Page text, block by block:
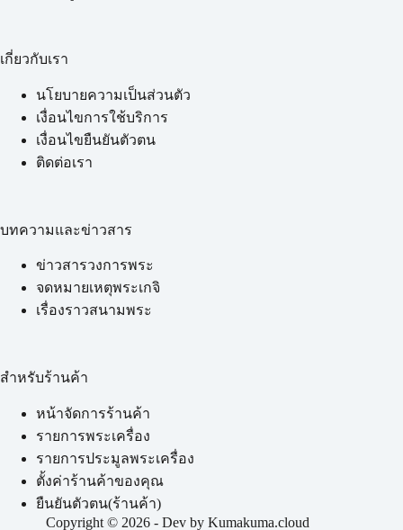
เกี่ยวกับเรา
นโยบายความเป็นส่วนตัว
เงื่อนไขการใช้บริการ
เงื่อนไขยืนยันตัวตน
ติดต่อเรา
บทความและข่าวสาร
ข่าวสารวงการพระ
จดหมายเหตุพระเกจิ
เรื่องราวสนามพระ
สำหรับร้านค้า
หน้าจัดการร้านค้า
รายการพระเครื่อง
รายการประมูลพระเครื่อง
ตั้งค่าร้านค้าของคุณ
ยืนยันตัวตน(ร้านค้า)
Copyright © 2026 - Dev by Kumakuma.cloud